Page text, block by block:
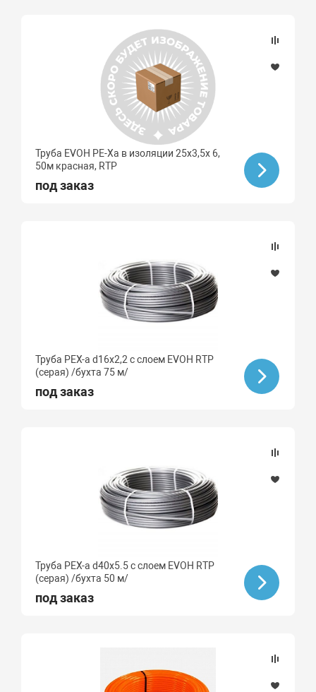
Труба EVOH PE-Xa в изоляции 25х3,5х 6,
50м красная, RTP
под заказ
Труба PEX-a d16х2,2 с слоем EVOH RTP
(серая) /бухта 75 м/
под заказ
Труба PEX-a d40х5.5 с слоем EVOH RTP
(серая) /бухта 50 м/
под заказ